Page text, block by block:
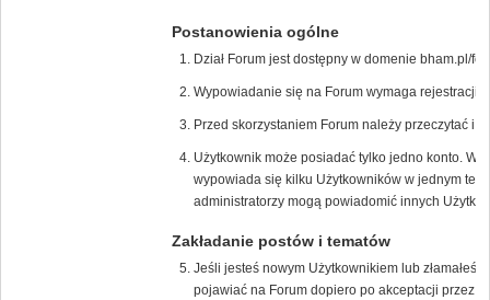
Postanowienia ogólne
Dział Forum jest dostępny w domenie bham.pl/
Wypowiadanie się na Forum wymaga rejestracji
Przed skorzystaniem Forum należy przeczytać i
Użytkownik może posiadać tylko jedno konto. W
wypowiada się kilku Użytkowników w jednym
administratorzy mogą powiadomić innych
Zakładanie postów i tematów
Jeśli jesteś nowym Użytkownikiem lub
pojawiać na Forum dopiero po akceptacji przez